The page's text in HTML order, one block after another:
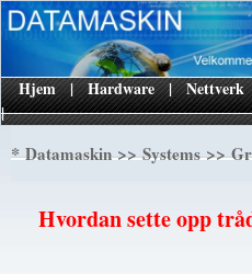
|
Hjem | Hardware | Nettverk
*Datamaskin>>Systems>>
Hvordan sette opp